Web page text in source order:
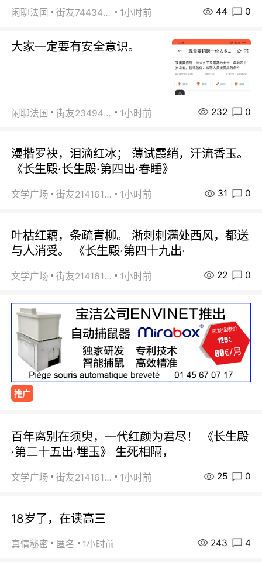
闲聊法国 街友74434350 1小时前 44 0
大家一定要有安全意识。
闲聊法国 街友23494008 1小时前 232 0
漫揩罗袂，泪滴红冰； 薄试霞绡，汗流香玉。
《长生殿·长生殿·第四出·春睡》
文学广场 街友21416156 1小时前 31 0
叶枯红藕，条疏青柳。 淅刺刺满处西风，都送
与人消受。 《长生殿·第四十九出·
文学广场 街友21416156 1小时前 22 0
推广
百年离别在须臾，一代红颜为君尽！ 《长生殿
·第二十五出·埋玉》 生死相隔，
文学广场 街友21416156 1小时前 25 0
18岁了，在读高三
真情秘密 匿名 1小时前 243 4